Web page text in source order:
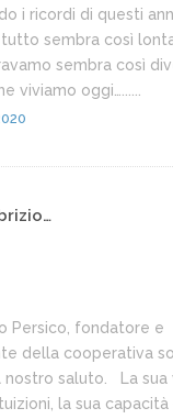
i ricordi di questi
sembra così
sembra così
viviamo oggi…......
Persico, fondatore e
della cooperativa
nostro saluto. La sua
la sua capacità